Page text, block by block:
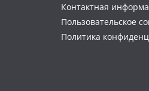
Контактная
Пользовательское
Политика